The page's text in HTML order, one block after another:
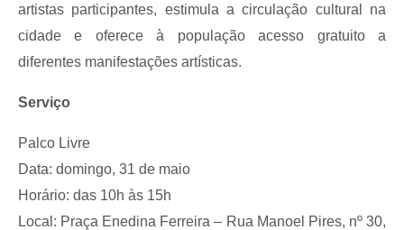
artistas participantes, estimula a circulação cultural na
cidade e oferece à população acesso gratuito a
diferentes manifestações artísticas.
Serviço
Palco Livre
Data: domingo, 31 de maio
Horário: das 10h às 15h
Local: Praça Enedina Ferreira – Rua Manoel Pires, nº 30,